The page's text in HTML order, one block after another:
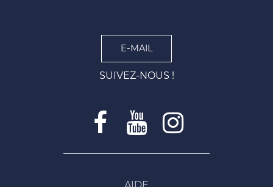
E-MAIL
SUIVEZ-NOUS !